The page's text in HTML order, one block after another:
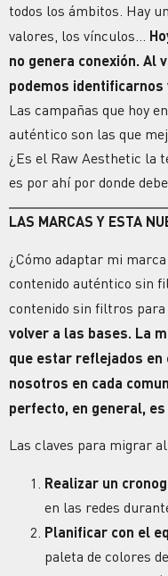
todos los ámbitos. Hay
valores, los vínculos…
no genera conexión. Al
podemos
Las campañas que hoy
auténtico son las que
¿ Es el Raw Aesthetic la
es por ahí por donde
LAS MARCAS Y ESTA
¿Cómo adaptar mi
contenido auténtico sin
contenido sin filtros
volver a las bases. La
que estar reflejados en
nosotros en cada
perfecto, en general,
Las claves para migrar
Realizar un
en las redes
Planificar con el
paleta de colores